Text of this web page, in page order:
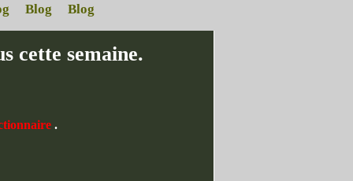
Blog Blog
cette semaine.
.